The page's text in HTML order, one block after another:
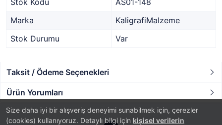
Size daha iyi bir alışveriş deneyimi sunabilmek için, çerezler
(cookies) kullanıyoruz. Detaylı bilgi için kişisel verilerin
Stok Kodu
AS01-148
Marka
KaligrafiMalzeme
Stok Durumu
Var
Taksit / Ödeme Seçenekleri
Ürün Yorumları